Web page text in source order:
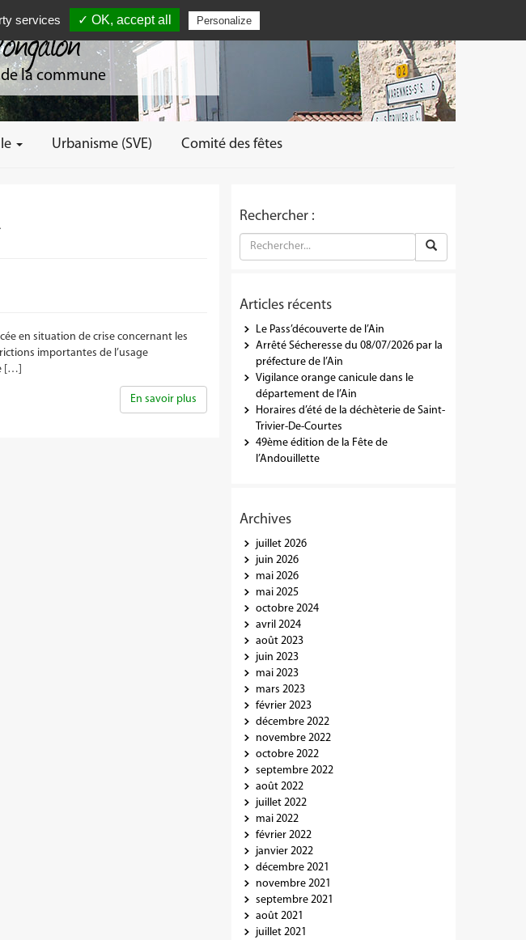
la commune
Urbanisme (SVE) Comité des fêtes
en situation de crise concernant les
importantes de l’usage
[…]
En savoir plus
Rechercher :
Articles récents
Le Pass’découverte de l’Ain
Arrêté Sécheresse du 08/07/2026 par la
préfecture de l’Ain
Vigilance orange canicule dans le
département de l’Ain
Horaires d’été de la déchèterie de Saint-
Trivier-De-Courtes
49ème édition de la Fête de
l’Andouillette
Archives
juillet 2026
juin 2026
mai 2026
mai 2025
octobre 2024
avril 2024
août 2023
juin 2023
mai 2023
mars 2023
février 2023
décembre 2022
novembre 2022
octobre 2022
septembre 2022
août 2022
juillet 2022
mai 2022
février 2022
janvier 2022
décembre 2021
novembre 2021
septembre 2021
août 2021
juillet 2021
services ✓ OK, accept all Personalize